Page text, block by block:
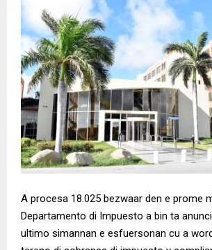
A procesa 18.025 bezwaar den e prome
Departamento di Impuesto a bin ta
ultimo simannan e esfuersonan cu a